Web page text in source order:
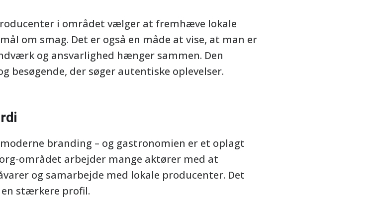
i området vælger at fremhæve lokale
om smag. Det er også en måde at vise, at man er
og ansvarlighed hænger sammen. Den
der søger autentiske oplevelser.
branding – og gastronomien er et oplagt
området arbejder mange aktører med at
og samarbejde med lokale producenter. Det
en stærkere profil.